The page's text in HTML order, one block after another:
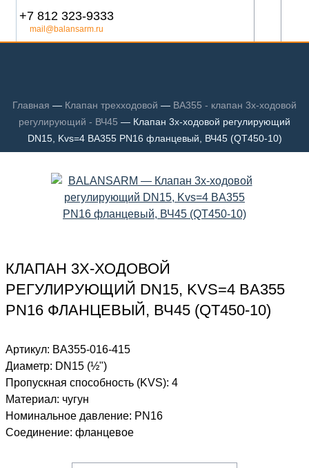
+7 812 323-9333
mail@balansarm.ru
Главная — Клапан трехходовой — BA355 - клапан 3х-ходовой
регулирующий - ВЧ45 — Клапан 3х-ходовой регулирующий
DN15, Kvs=4 BA355 PN16 фланцевый, ВЧ45 (QT450-10)
КЛАПАН 3Х-ХОДОВОЙ
РЕГУЛИРУЮЩИЙ DN15, KVS=4 BA355
PN16 ФЛАНЦЕВЫЙ, ВЧ45 (QT450-10)
Артикул: BA355-016-415
Диаметр: DN15 (½")
Пропускная способность (KVS): 4
Материал: чугун
Номинальное давление: PN16
Соединение: фланцевое